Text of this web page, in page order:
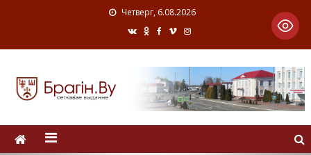
Четверг, 6.08.2026